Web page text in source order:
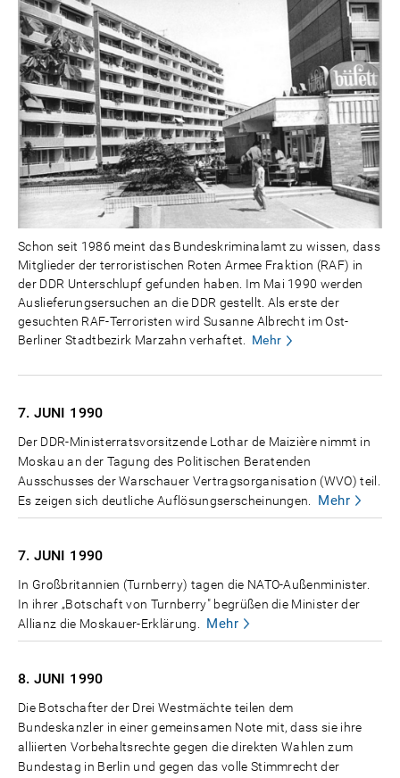
Schon seit 1986 meint das Bundeskriminalamt zu wissen, dass
Mitglieder der terroristischen Roten Armee Fraktion (RAF) in
der DDR Unterschlupf gefunden haben. Im Mai 1990 werden
Auslieferungsersuchen an die DDR gestellt. Als erste der
gesuchten RAF-Terroristen wird Susanne Albrecht im Ost-
Berliner Stadtbezirk Marzahn verhaftet. Mehr
7. JUNI 1990
Der DDR-Ministerratsvorsitzende Lothar de Maizière nimmt in
Moskau an der Tagung des Politischen Beratenden
Ausschusses der Warschauer Vertragsorganisation (WVO) teil.
Es zeigen sich deutliche Auflösungserscheinungen.
Mehr
7. JUNI 1990
In Großbritannien (Turnberry) tagen die NATO-Außenminister.
In ihrer „Botschaft von Turnberry" begrüßen die Minister der
Allianz die Moskauer-Erklärung.
Mehr
8. JUNI 1990
Die Botschafter der Drei Westmächte teilen dem
Bundeskanzler in einer gemeinsamen Note mit, dass sie ihre
alliierten Vorbehaltsrechte gegen die direkten Wahlen zum
Bundestag in Berlin und gegen das volle Stimmrecht der